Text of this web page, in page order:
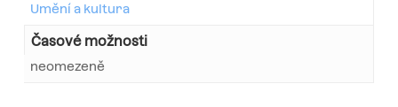
Umění a kultura
Časové možnosti
neomezeně